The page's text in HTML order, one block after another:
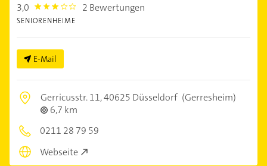
3,0 3.0 2 Bewertungen
SENIORENHEIME
E-Mail
Gerricusstr. 11,40625 Düsseldorf (Gerresheim)
6,7 km
0211 28 79 59
Webseite